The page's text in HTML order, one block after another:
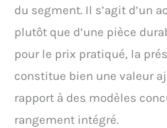
du segment. Il s’agit d’un
plutôt que d’une pièce
pour le prix pratiqué, la
constitue bien une valeur
rapport à des modèles
rangement intégré.